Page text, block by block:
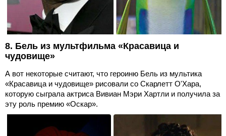
8. Бель из мультфильма «Красавица и
чудовище»
А вот некоторые считают, что героиню Бель из мультика
«Красавица и чудовище» рисовали со Скарлетт О'Хара,
которую сыграла актриса Вивиан Мэри Хартли и получила за
эту роль премию «Оскар».